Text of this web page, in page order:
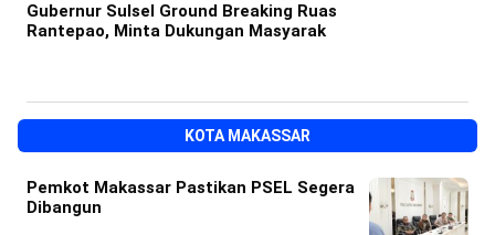
Gubernur Sulsel Ground Breaking Ruas
Rantepao, Minta Dukungan Masyarak
KOTA MAKASSAR
Pemkot Makassar Pastikan PSEL Segera
Dibangun